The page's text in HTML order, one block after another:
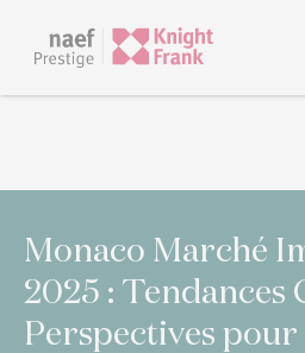
Monaco Marché
2025 : Tendances
Perspectives pour